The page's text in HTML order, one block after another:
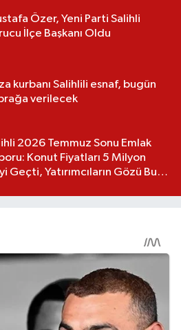
Özer, Yeni Parti Salihli
İlçe Başkanı Oldu
kurbanı Salihlili esnaf, bugün
verilecek
2026 Temmuz Sonu Emlak
Konut Fiyatları 5 Milyon
Geçti, Yatırımcıların Gözü Bu